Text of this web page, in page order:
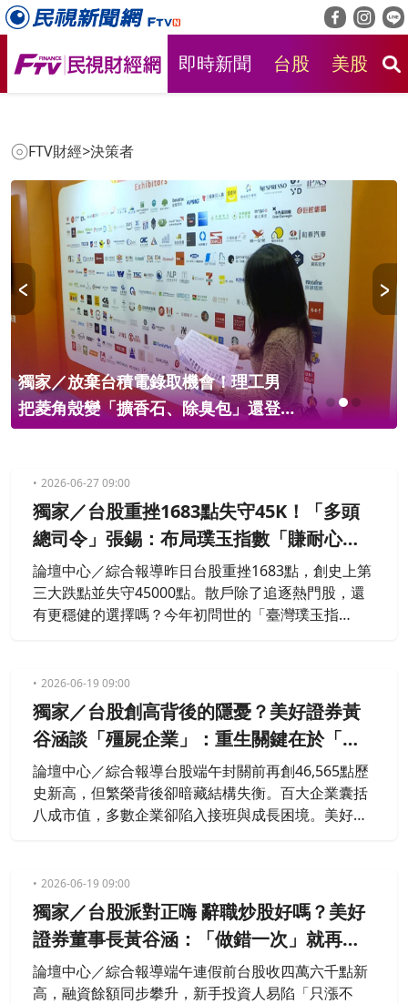
即時新聞 台股 美股
FTV財經>決策者
獨家／放棄台積電錄取機會！理工男
把菱角殼變「擴香石、除臭包」還登
上時裝週
2026-06-27 09:00
獨家／台股重挫1683點失守45K！「多頭
總司令」張錫：布局璞玉指數「賺耐心
財」
論壇中心／綜合報導昨日台股重挫1683點，創史上第
三大跌點並失守45000點。散戶除了追逐熱門股，還
有更穩健的選擇嗎？今年初問世的「臺灣璞玉指
線配置，「投資是耐心財」，好公司放久了，自然體
現價值。
2026-06-19 09:00
獨家／台股創高背後的隱憂？美好證券黃
谷涵談「殭屍企業」：重生關鍵在於「這
一步」
論壇中心／綜合報導台股端午封關前再創46,565點歷
史新高，但繁榮背後卻暗藏結構失衡。百大企業囊括
八成市值，多數企業卻陷入接班與成長困境。美好證
為推動社會共榮的力量。
2026-06-19 09:00
獨家／台股派對正嗨 辭職炒股好嗎？美好
證券董事長黃谷涵：「做錯一次」就再見
了！
論壇中心／綜合報導端午連假前台股收四萬六千點新
高，融資餘額同步攀升，新手投資人易陷「只漲不